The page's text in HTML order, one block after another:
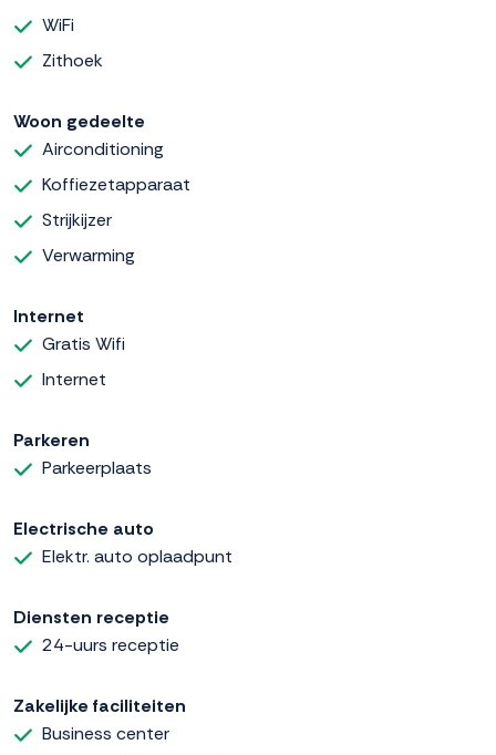
WiFi
Zithoek
Woon gedeelte
Airconditioning
Koffiezetapparaat
Strijkijzer
Verwarming
Internet
Gratis Wifi
Internet
Parkeren
Parkeerplaats
Electrische auto
Elektr. auto oplaadpunt
Diensten receptie
24-uurs receptie
Zakelijke faciliteiten
Business center